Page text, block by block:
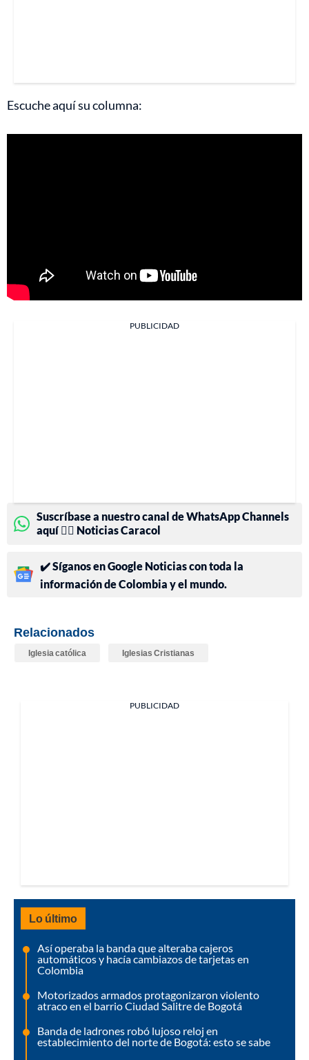
Escuche aquí su columna:
PUBLICIDAD
Suscríbase a nuestro canal de WhatsApp Channels
aquí 👉🏻 Noticias Caracol
✔️ Síganos en Google Noticias con toda la
información de Colombia y el mundo.
Relacionados
Iglesia católica Iglesias Cristianas
PUBLICIDAD
Lo último
Así operaba la banda que alteraba cajeros
automáticos y hacía cambiazos de tarjetas en
Colombia
Motorizados armados protagonizaron violento
atraco en el barrio Ciudad Salitre de Bogotá
Banda de ladrones robó lujoso reloj en
establecimiento del norte de Bogotá: esto se sabe